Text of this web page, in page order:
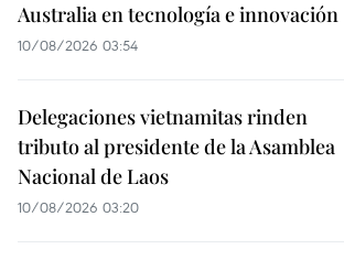
Australia en tecnología e innovación
10/08/2026 03:54
Delegaciones vietnamitas rinden
tributo al presidente de la Asamblea
Nacional de Laos
10/08/2026 03:20